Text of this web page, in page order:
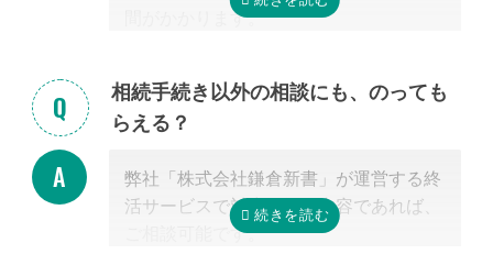
間がかかります。
り、専門家が効率よく進めたとしても一
般的には全部で約3-4カ月かかると言わ
これに相続税申告が加わると、相談発生
後10カ月以内に申告しなければならない
ため、早めの動き出しが肝心です。
相続手続き以外の相談にも、のっても
らえる？
弊社「株式会社鎌倉新書」が運営する終
活サービスで対応可能な内容であれば、
ご相談可能です。